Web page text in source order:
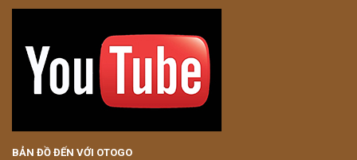
BẢN ĐỒ ĐẾN VỚI OTOGO